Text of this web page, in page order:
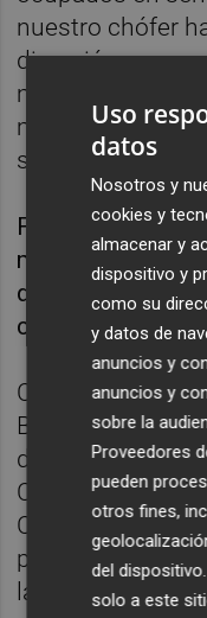
nuestro chófer
dirección para
miles de
muchas de ellas
saber dónde ir",
Finalmente,
mañana a Lviv
de la furgoneta
carretera
Cortés entrenó
Barcelona hasta
dejó el club
Copa de la
Campeones.
pasado
la selección
Uso
datos
Nosotros y
cookies y
almacenar y
dispositivo y
como su
y datos de
anuncios y
anuncios y
sobre la
Proveedores
pueden
otros fines,
del
solo a este